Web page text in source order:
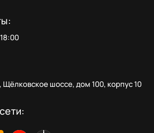
Щёлковское шоссе, дом 100, корпус 10